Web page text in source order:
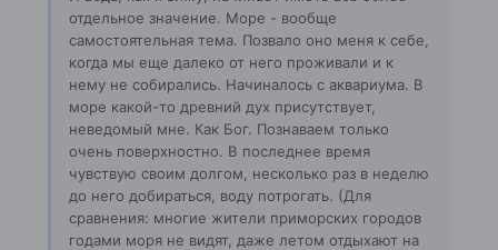
отдельное значение. Море - вообще
самостоятельная тема. Позвало оно меня к себе,
когда мы еще далеко от него проживали и к
нему не собирались. Начиналось с аквариума. В
море какой-то древний дух присутствует,
неведомый мне. Как Бог. Познаваем только
очень поверхностно. В последнее время
чувствую своим долгом, несколько раз в неделю
до него добираться, воду потрогать. (Для
сравнения: многие жители приморских городов
годами моря не видят, даже летом отдыхают на